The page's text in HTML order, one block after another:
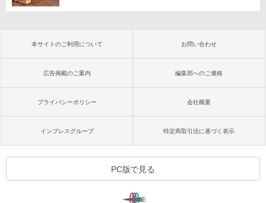
本サイトのご利用について お問い合わせ
広告掲載のご案内 編集部へのご連絡
プライバシーポリシー 会社概要
インプレスグループ 特定商取引法に基づく表示
PC版で見る